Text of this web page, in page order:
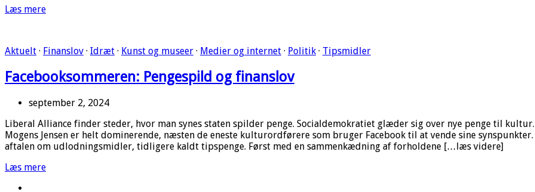
Læs mere
Aktuelt · Finanslov · Idræt · Kunst og museer · Medier og internet · Politik · Tipsmidler
Facebooksommeren: Pengespild og finanslov
september 2, 2024
Liberal Alliance finder steder, hvor man synes staten spilder penge. Socialdemokratiet glæder sig over nye penge til
Mogens Jensen er helt dominerende, næsten de eneste kulturordførere som bruger Facebook til at vende sine
aftalen om udlodningsmidler, tidligere kaldt tipspenge. Først med en sammenkædning af forholdene […læs videre]
Læs mere